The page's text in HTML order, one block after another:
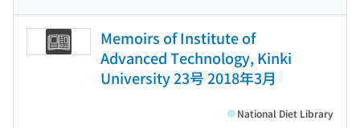
Memoirs of Institute of
Advanced Technology, Kinki
University 23号 2018年3月
National Diet Library